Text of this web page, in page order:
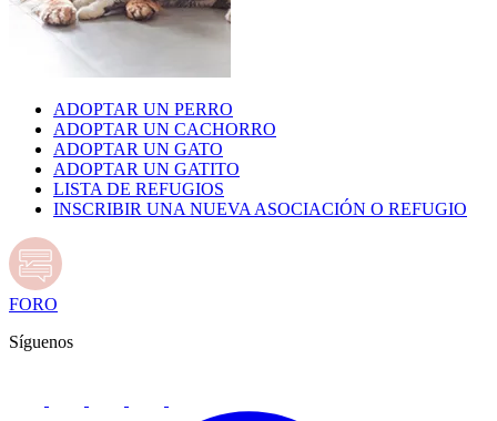
ADOPTAR UN PERRO
ADOPTAR UN CACHORRO
ADOPTAR UN GATO
ADOPTAR UN GATITO
LISTA DE REFUGIOS
INSCRIBIR UNA NUEVA ASOCIACIÓN O REFUGIO
FORO
Síguenos